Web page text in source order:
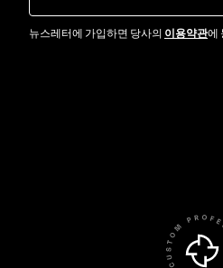
뉴스레터에 가입하면 당사의 이용약관에